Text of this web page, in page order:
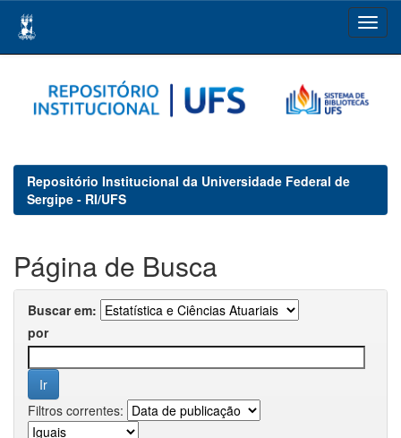
navigation
Repositório Institucional da Universidade Federal de
Sergipe - RI/UFS
Página de Busca
Buscar em:
por
Filtros correntes: